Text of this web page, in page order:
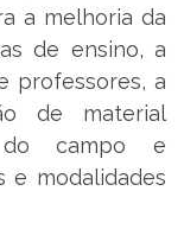
a melhoria da
de ensino, a
professores, a
de material
do campo e
e modalidades